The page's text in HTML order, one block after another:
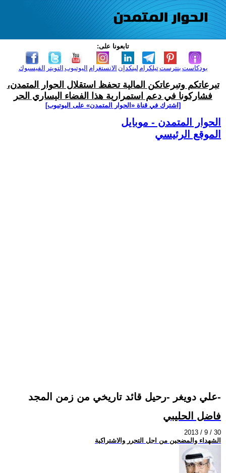
تابعونا على:
الفيسبوك التويتر اليوتيوب الانستغرام لينكدإن تيلكرامبنترست بودكاست
تبرعاتكم وتبرعاتكن المالية تحفظ استقلال الحوار المتمدن،
فشاركونا في دعم استمرارية هذا الفضاء اليساري الحر
[اشترك في قناة ‫«الحوار المتمدن» على اليوتيوب]
الحوار المتمدن - موبايل
الموقع الرئيسي
علي دويغر -رحيل قائد تاريخي من زمن المجد-
فاضل الحليبي
2013 / 9 / 30
الشهداء والمضحين من اجل التحرر والاشتراكية